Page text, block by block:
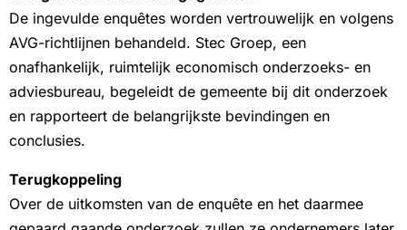
De ingevulde enquêtes worden vertrouwelijk en volgens
AVG-richtlijnen behandeld. Stec Groep, een
onafhankelijk, ruimtelijk economisch onderzoeks- en
adviesbureau, begeleidt de gemeente bij dit onderzoek
en rapporteert de belangrijkste bevindingen en
conclusies.
Terugkoppeling
Over de uitkomsten van de enquête en het daarmee